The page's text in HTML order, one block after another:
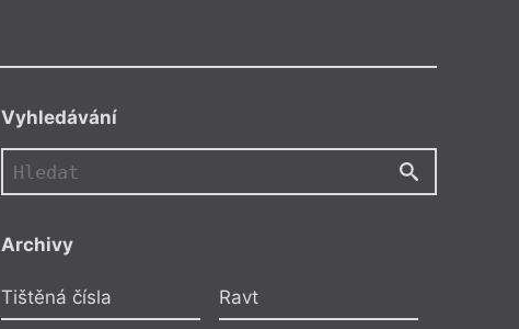
Vyhledávání
Archivy
Tištěná čísla Ravt